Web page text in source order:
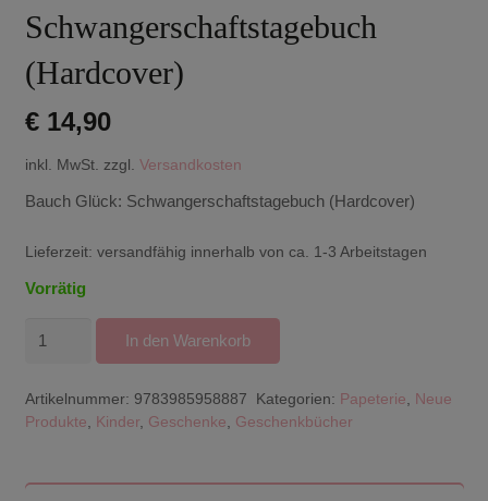
Schwangerschaftstagebuch
(Hardcover)
€14,90
inkl. MwSt. zzgl. Versandkosten
Bauch Glück: Schwangerschaftstagebuch (Hardcover)
Lieferzeit: versandfähig innerhalb von ca. 1-3 Arbeitstagen
Vorrätig
Bauch
(Hardcover)
In den Warenkorb
Artikelnummer: 9783985958887 Kategorien: Papeterie, Neue
Produkte, Kinder, Geschenke, Geschenkbücher